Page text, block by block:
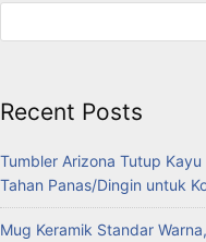
Recent Posts
Tumbler Arizona Tutup
Tahan Panas/Dingin untuk
Mug Keramik Standar